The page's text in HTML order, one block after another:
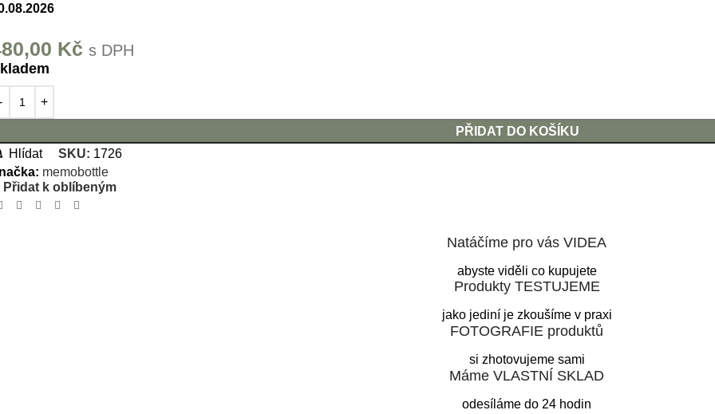
Kč s DPH
PŘIDAT DO KOŠÍKU
Hlídat
SKU: 1726
memobottle
Přidat k oblíbeným
Natáčíme pro vás VIDEA
abyste viděli co kupujete
Produkty TESTUJEME
jako jediní je zkoušíme v praxi
FOTOGRAFIE produktů
si zhotovujeme sami
Máme VLASTNÍ SKLAD
odesíláme do 24 hodin